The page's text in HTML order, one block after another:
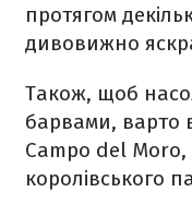
протягом
дивовижно
Також, щоб
барвами, варто
Campo del Moro,
королівського